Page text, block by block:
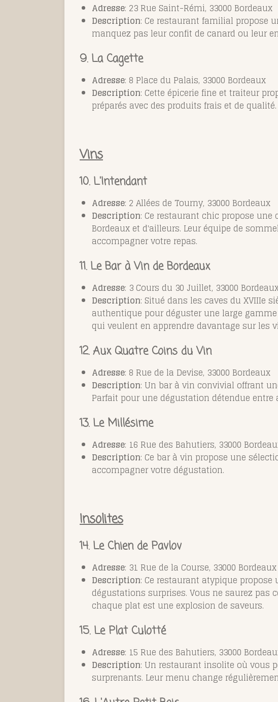
Adresse: 23 Rue Saint-Rémi, 33000 Bordeaux
Description: Ce restaurant familial propose
manquez pas leur confit de canard ou leur
9. La Cagette
Adresse: 8 Place du Palais, 33000 Bordeaux
Description: Cette épicerie fine et traiteur
préparés avec des produits frais et de qualité.
Vins
10. L'Intendant
Adresse: 2 Allées de Tourny, 33000 Bordeaux
Description: Ce restaurant chic propose
Bordeaux et d'ailleurs. Leur équipe de
accompagner votre repas.
11. Le Bar à Vin de Bordeaux
Adresse: 3 Cours du 30 Juillet, 33000
Description: Situé dans les caves du XVIIIe
authentique pour déguster une large
qui veulent en apprendre davantage sur les
12. Aux Quatre Coins du Vin
Adresse: 8 Rue de la Devise, 33000 Bordeaux
Description: Un bar à vin convivial offrant
Parfait pour une dégustation détendue entre
13. Le Millésime
Adresse: 16 Rue des Bahutiers, 33000
Description: Ce bar à vin propose une
accompagner votre dégustation.
Insolites
14. Le Chien de Pavlov
Adresse: 31 Rue de la Course, 33000 Bordeaux
Description: Ce restaurant atypique
dégustations surprises. Vous ne saurez
chaque plat est une explosion de saveurs.
15. Le Plat Culotté
Adresse: 15 Rue des Bahutiers, 33000
Description: Un restaurant insolite où vous
surprenants. Leur menu change